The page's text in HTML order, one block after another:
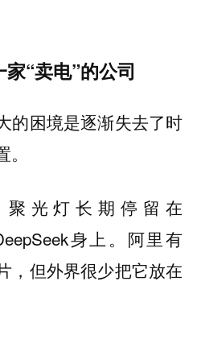
“卖电”的公司
的困境是逐渐失去了时
聚光灯长期停留在
身上。阿里有
，但外界很少把它放在